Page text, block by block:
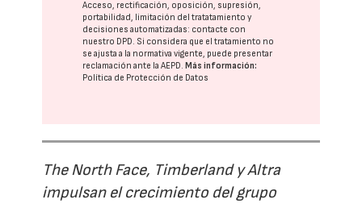
Acceso, rectificación, oposición, supresión,
portabilidad, limitación del tratatamiento y
decisiones automatizadas: contacte con
nuestro DPD. Si considera que el tratamiento no
se ajusta a la normativa vigente, puede presentar
reclamación ante laAEPD. Más información:
Política de Protección de Datos
The North Face, Timberland y Altra
impulsan el crecimiento del grupo